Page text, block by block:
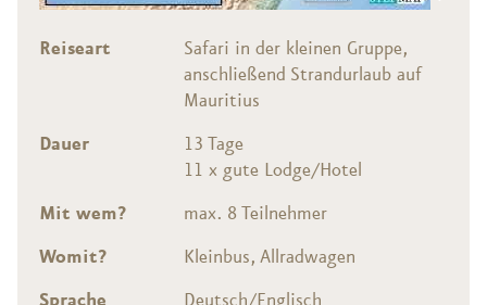
Reiseart
Safari in der kleinen Gruppe,
anschließend Strandurlaub auf
Mauritius
Dauer
13 Tage
11 x gute Lodge/Hotel
Mit wem?
max. 8 Teilnehmer
Womit?
Kleinbus, Allradwagen
Sprache
Deutsch/Englisch